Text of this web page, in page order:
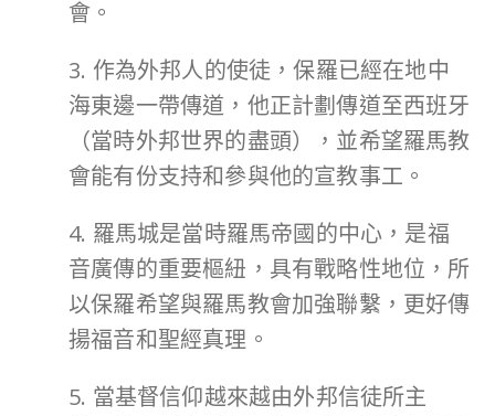
會。
3. 作為外邦人的使徒，保羅已經在地中
海東邊一帶傳道，他正計劃傳道至西班牙
（當時外邦世界的盡頭），並希望羅馬教
會能有份支持和參與他的宣教事工。
4. 羅馬城是當時羅馬帝國的中心，是福
音廣傳的重要樞紐，具有戰略性地位，所
以保羅希望與羅馬教會加強聯繫，更好傳
揚福音和聖經真理。
5. 當基督信仰越來越由外邦信徒所主